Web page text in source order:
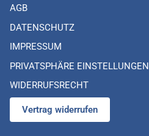
AGB
DATENSCHUTZ
IMPRESSUM
PRIVATSPHÄRE EINSTELLUNGEN
WIDERRUFSRECHT
Vertrag widerrufen